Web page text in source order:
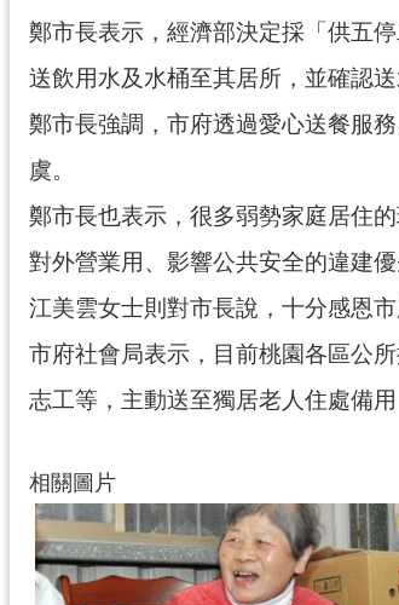
鄭市長表示，經濟部決定採「供五
送飲用水及水桶至其居所，並確認
鄭市長強調，市府透過愛心送餐服
虞。
鄭市長也表示，很多弱勢家庭居住
對外營業用、影響公共安全的違建
江美雲女士則對市長說，十分感恩
市府社會局表示，目前桃園各區公
志工等，主動送至獨居老人住處備
相關圖片